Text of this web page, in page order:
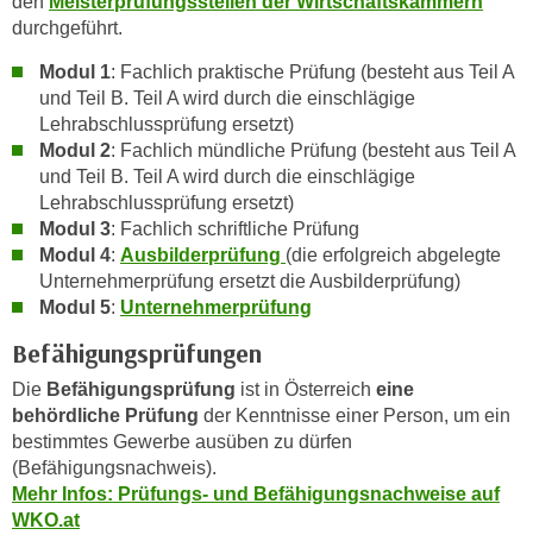
durchgeführt.
Modul 1: Fachlich praktische Prüfung (besteht aus Teil A
und Teil B. Teil A wird durch die einschlägige
Lehrabschlussprüfung ersetzt)
Modul 2: Fachlich mündliche Prüfung (besteht aus Teil A
und Teil B. Teil A wird durch die einschlägige
Lehrabschlussprüfung ersetzt)
Modul 3: Fachlich schriftliche Prüfung
Modul 4: Ausbilderprüfung (die erfolgreich abgelegte
Unternehmerprüfung ersetzt die Ausbilderprüfung)
Modul 5: Unternehmerprüfung
Befähigungsprüfungen
Die Befähigungsprüfung ist in Österreich eine
behördliche Prüfung der Kenntnisse einer Person, um ein
bestimmtes Gewerbe ausüben zu dürfen
(Befähigungsnachweis).
Mehr Infos: Prüfungs- und Befähigungsnachweise auf
WKO.at
d
i
e
r
e
F
k
t
i
o
n
d
e
U
m
i
k
n
c
h
e
n
U